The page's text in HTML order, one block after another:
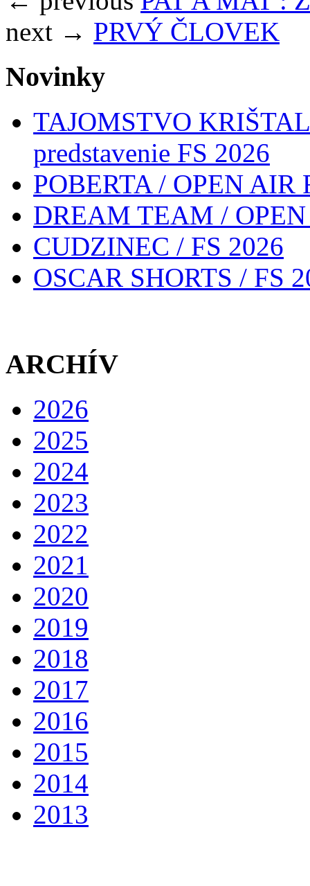
next → PRVÝ ČLOVEK
Novinky
TAJOMSTVO
predstavenie FS 2026
POBERTA / OPEN AIR
DREAM TEAM /
CUDZINEC / FS 2026
OSCAR SHORTS / FS
ARCHÍV
2026
2025
2024
2023
2022
2021
2020
2019
2018
2017
2016
2015
2014
2013